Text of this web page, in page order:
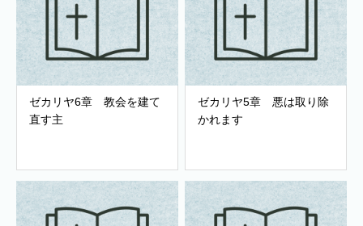
ゼカリヤ6章 教会を建て
直す主
ゼカリヤ5章 悪は取り除
かれます